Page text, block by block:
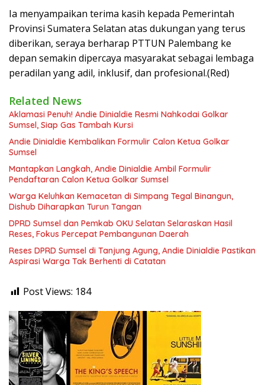
Ia menyampaikan terima kasih kepada Pemerintah
Provinsi Sumatera Selatan atas dukungan yang terus
diberikan, seraya berharap PTTUN Palembang ke
depan semakin dipercaya masyarakat sebagai lembaga
peradilan yang adil, inklusif, dan profesional.(Red)
Related News
Aklamasi Penuh! Andie Dinialdie Resmi Nahkodai Golkar
Sumsel, Siap Gas Tambah Kursi
Andie Dinialdie Kembalikan Formulir Calon Ketua Golkar
Sumsel
Mantapkan Langkah, Andie Dinialdie Ambil Formulir
Pendaftaran Calon Ketua Golkar Sumsel
Warga Keluhkan Kemacetan di Simpang Tegal Binangun,
Dishub Diharapkan Turun Tangan
DPRD Sumsel dan Pemkab OKU Selatan Selaraskan Hasil
Reses, Fokus Percepat Pembangunan Daerah
Reses DPRD Sumsel di Tanjung Agung, Andie Dinialdie Pastikan
Aspirasi Warga Tak Berhenti di Catatan
Post Views: 184